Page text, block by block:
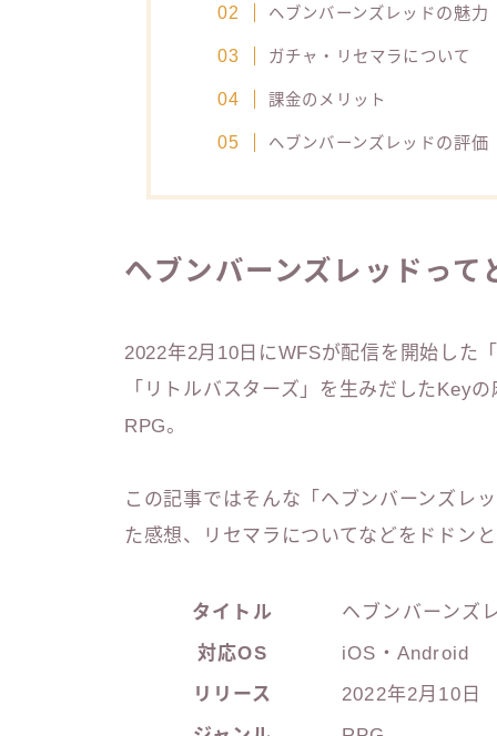
ヘブンバーンズレッドの魅力
ガチャ・リセマラについて
課金のメリット
ヘブンバーンズレッドの評価
ヘブンバーンズレッドって
2022年2月10日にWFSが配信を開始した
「リトルバスターズ」を生みだしたKey
RPG。
この記事ではそんな「ヘブンバーンズレ
た感想、リセマラについてなどをドドン
タイトル
ヘブンバーンズ
対応OS
iOS・Android
リリース
2022年2月10日